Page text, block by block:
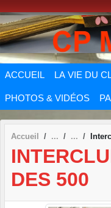
ACCUEIL LA VIE DU
PHOTOS & VIDÉOS
Accueil
DES 500